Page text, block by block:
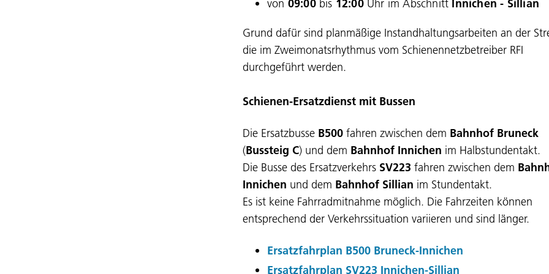
von 09:00 bis 12:00 Uhr im Abschnitt Innichen - Sillian
Grund dafür sind planmäßige Instandhaltungsarbeiten an der
die im Zweimonatsrhythmus vom Schienennetzbetreiber RFI
durchgeführt werden.
Schienen-Ersatzdienst mit Bussen
Die Ersatzbusse B500 fahren zwischen dem Bahnhof Bruneck
(Bussteig C) und dem Bahnhof Innichen im Halbstundentakt.
Die Busse des Ersatzverkehrs SV223 fahren zwischen dem
Innichen und dem Bahnhof Sillian im Stundentakt.
Es ist keine Fahrradmitnahme möglich. Die Fahrzeiten können
entsprechend der Verkehrssituation variieren und sind länger.
Ersatzfahrplan B500 Bruneck-Innichen
Ersatzfahrplan SV223 Innichen-Sillian